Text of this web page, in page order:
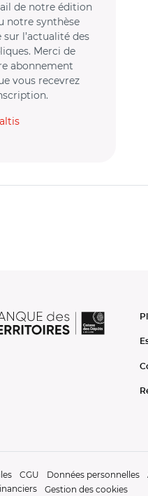
de notre édition
notre synthèse
l’actualité des
Merci de
abonnement
vous recevrez
CGU Données personnelles
Gestion des cookies